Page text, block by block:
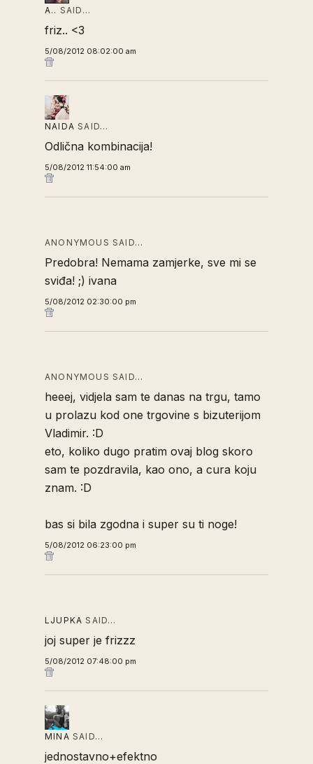
A.. SAID…
friz.. <3
5/08/2012 08:02:00 am
NAIDA SAID…
Odlična kombinacija!
5/08/2012 11:54:00 am
ANONYMOUS SAID…
Predobra! Nemama zamjerke, sve mi se
sviđa! ;) ivana
5/08/2012 02:30:00 pm
ANONYMOUS SAID…
heeej, vidjela sam te danas na trgu, tamo
u prolazu kod one trgovine s bizuterijom
Vladimir. :D
eto, koliko dugo pratim ovaj blog skoro
sam te pozdravila, kao ono, a cura koju
znam. :D
bas si bila zgodna i super su ti noge!
5/08/2012 06:23:00 pm
LJUPKA SAID…
joj super je frizzz
5/08/2012 07:48:00 pm
MINA SAID…
jednostavno+efektno